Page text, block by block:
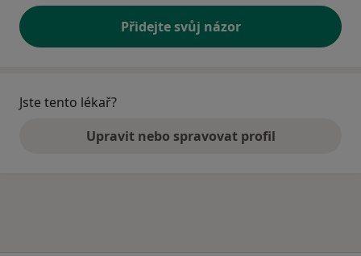
Přidejte svůj názor
Jste tento lékař?
Upravit nebo spravovat profil